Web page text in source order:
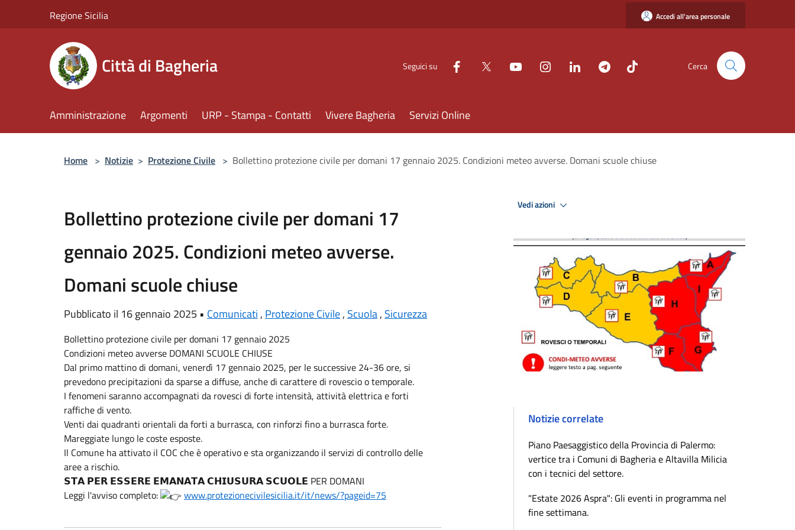
Regione Sicilia Accedi all'area personale
Città di Bagheria Seguici su Cerca
Amministrazione Argomenti URP - Stampa - Contatti Vivere Bagheria Servizi Online
Home > Notizie > Protezione Civile > Bollettino protezione civile per domani 17 gennaio 2025. Condizioni meteo avverse. Domani scuole chiuse
Bollettino protezione civile per domani 17
gennaio 2025. Condizioni meteo avverse.
Domani scuole chiuse
Pubblicato il 16 gennaio 2025 • Comunicati , Protezione Civile, Scuola, Sicurezza
Bollettino protezione civile per domani 17 gennaio 2025
Condizioni meteo avverse DOMANI SCUOLE CHIUSE
Dal primo mattino di domani, venerdì 17 gennaio 2025, per le successive 24-36 ore, si
prevedono precipitazioni da sparse a diffuse, anche di carattere di rovescio o temporale.
I fenomeni saranno accompagnati da rovesci di forte intensità, attività elettrica e forti
raffiche di vento.
Venti dai quadranti orientali da forti a burrasca, con rinforzi fino a burrasca forte.
Mareggiate lungo le coste esposte.
Il Comune ha attivato il COC che è operativo e sta organizzando il servizi di controllo delle
aree a rischio.
𝗦𝗧𝗔 𝗣𝗘𝗥 𝗘𝗦𝗦𝗘𝗥𝗘 𝗘𝗠𝗔𝗡𝗔𝗧𝗔 𝗖𝗛𝗜𝗨𝗦𝗨𝗥𝗔 𝗦𝗖𝗨𝗢𝗟𝗘 PER DOMANI
Leggi l'avviso completo:
www.protezionecivilesicilia.it/it/news/?pageid=75
Vedi azioni
Notizie correlate
Piano Paesaggistico della Provincia di Palermo:
vertice tra i Comuni di Bagheria e Altavilla Milicia
con i tecnici del settore.
"Estate 2026 Aspra": Gli eventi in programma nel
fine settimana.